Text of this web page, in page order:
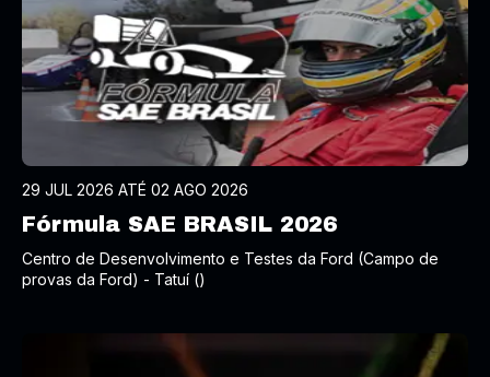
29 JUL 2026 ATÉ 02 AGO 2026
Fórmula SAE BRASIL 2026
Centro de Desenvolvimento e Testes da Ford (Campo de
provas da Ford) - Tatuí ()